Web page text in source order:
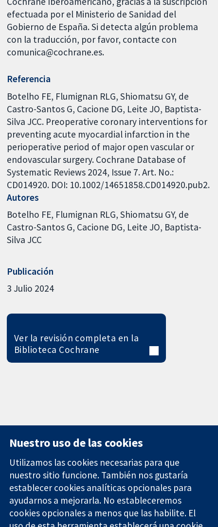
efectuada por el Ministerio de Sanidad del
Gobierno de España. Si detecta algún problema
con la traducción, por favor, contacte con
comunica@cochrane.es.
Referencia
Botelho FE, Flumignan RLG, Shiomatsu GY, de
Castro-Santos G, Cacione DG, Leite JO, Baptista-
Silva JCC. Preoperative coronary interventions for
preventing acute myocardial infarction in the
perioperative period of major open vascular or
endovascular surgery. Cochrane Database of
Systematic Reviews 2024, Issue 7. Art. No.:
CD014920. DOI: 10.1002/14651858.CD014920.pub2.
Autores
Botelho FE Flumignan RLG Shiomatsu GY de
Castro-Santos G Cacione DG Leite JO Baptista-
Silva JCC
Publicación
3 Julio 2024
Ver la revisión completa en la
Biblioteca Cochrane
Evidencia fiable.
Decisiones
informadas.
11-13 Cavendish
Square
Londres
W1G 0AN
Reino Unido
Contacto
Noticias
Prensa
Sobre
nosotros
Nuestro uso de las cookies
Utilizamos las cookies necesarias para que
nuestro sitio funcione. También nos gustaría
establecer cookies analíticas opcionales para
ayudarnos a mejorarla. No estableceremos
cookies opcionales a menos que las habilite. El